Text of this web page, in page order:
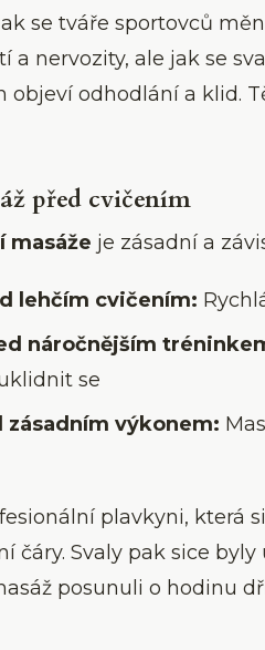
se tváře sportovců
a nervozity, ale jak se
objeví odhodlání a klid.
před cvičením
masáže je zásadní a
lehčím cvičením:
náročnějším
se
zásadním výkonem:
plavkyni, která
čáry. Svaly pak sice
posunuli o hodinu